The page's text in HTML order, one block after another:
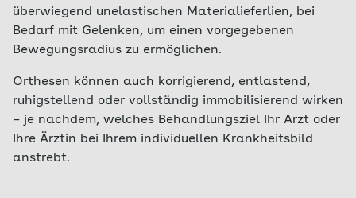
überwiegend unelastischen Materialieferlien, bei
Bedarf mit Gelenken, um einen vorgegebenen
Bewegungsradius zu ermöglichen.
Orthesen können auch korrigierend, entlastend,
ruhigstellend oder vollständig immobilisierend wirken
– je nachdem, welches Behandlungsziel Ihr Arzt oder
Ihre Ärztin bei Ihrem individuellen Krankheitsbild
anstrebt.